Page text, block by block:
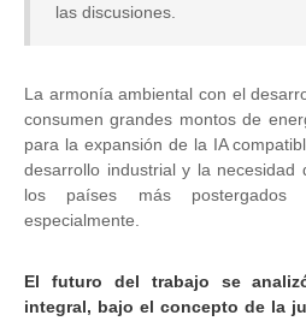
las discusiones.
La armonía ambiental con el
consumen grandes montos de
para la expansión de la IA
desarrollo industrial y la necesidad
los países más postergados
especialmente.
El futuro del trabajo se
integral, bajo el concepto de la